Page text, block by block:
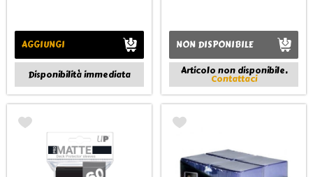
AGGIUNGI
Disponibilità immediata
NON DISPONIBILE
Articolo non disponibile.
Contattaci